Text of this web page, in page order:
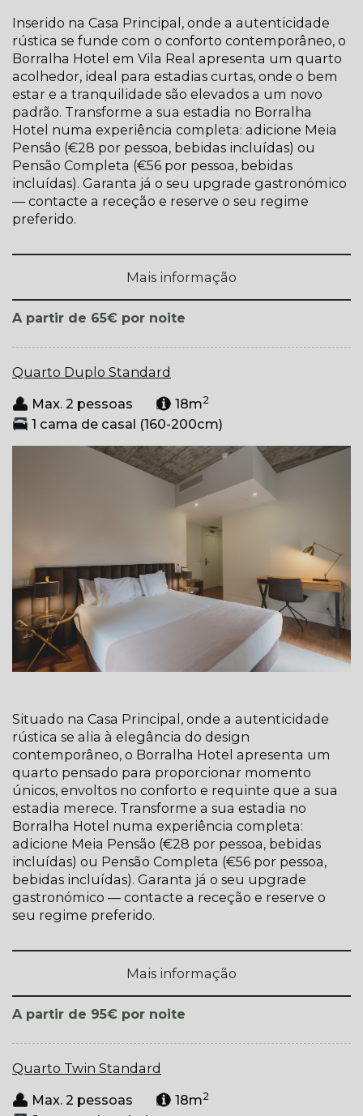
Inserido na Casa Principal, onde a autenticidade
rústica se funde com o conforto contemporâneo, o
Borralha Hotel em Vila Real apresenta um quarto
acolhedor, ideal para estadias curtas, onde o bem
estar e a tranquilidade são elevados a um novo
padrão. Transforme a sua estadia no Borralha
Hotel numa experiência completa: adicione Meia
Pensão (€28 por pessoa, bebidas incluídas) ou
Pensão Completa (€56 por pessoa, bebidas
incluídas). Garanta já o seu upgrade gastronómico
— contacte a receção e reserve o seu regime
preferido.
Mais informação
A partir de 65€ por noite
Quarto Duplo Standard
Max. 2 pessoas
18m2
1 cama de casal (160-200cm)
Situado na Casa Principal, onde a autenticidade
rústica se alia à elegância do design
contemporâneo, o Borralha Hotel apresenta um
quarto pensado para proporcionar momento
únicos, envoltos no conforto e requinte que a sua
estadia merece. Transforme a sua estadia no
Borralha Hotel numa experiência completa:
adicione Meia Pensão (€28 por pessoa, bebidas
incluídas) ou Pensão Completa (€56 por pessoa,
bebidas incluídas). Garanta já o seu upgrade
gastronómico — contacte a receção e reserve o
seu regime preferido.
Mais informação
A partir de 95€ por noite
Quarto Twin Standard
Max. 2 pessoas
18m2